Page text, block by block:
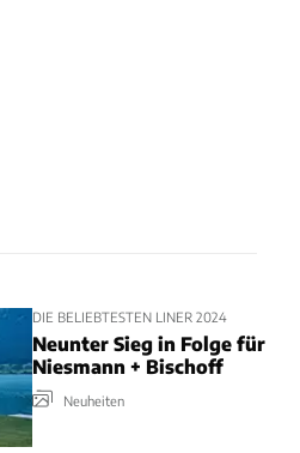
DIE BELIEBTESTEN LINER 2024
Neunter Sieg in Folge für
Niesmann + Bischoff
Neuheiten